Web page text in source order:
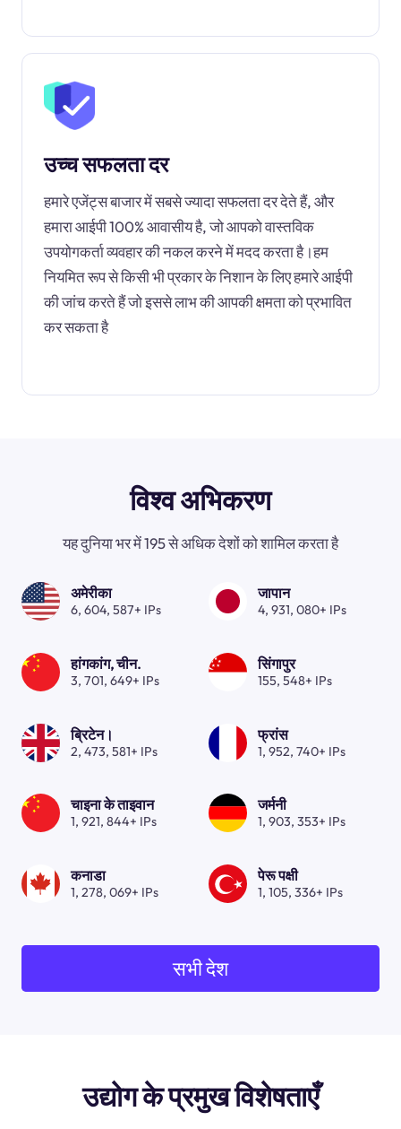
उच्च सफलता दर
हमारे एजेंट्स बाजार में सबसे ज्यादा सफलता दर देते हैं, और
हमारा आईपी 100% आवासीय है, जो आपको वास्तविक
उपयोगकर्ता व्यवहार की नकल करने में मदद करता है।हम
नियमित रूप से किसी भी प्रकार के निशान के लिए हमारे आईपी
की जांच करते हैं जो इससे लाभ की आपकी क्षमता को प्रभावित
कर सकता है
विश्व अभिकरण
यह दुनिया भर में 195 से अधिक देशों को शामिल करता है
अमेरीका
6, 604, 587+ IPs
जापान
4, 931, 080+ IPs
हांगकांग, चीन.
3, 701, 649+ IPs
सिंगापुर
155, 548+ IPs
ब्रिटेन।
2, 473, 581+ IPs
फ्रांस
1, 952, 740+ IPs
चाइना के ताइवान
1, 921, 844+ IPs
जर्मनी
1, 903, 353+ IPs
कनाडा
1, 278, 069+ IPs
पेरू पक्षी
1, 105, 336+ IPs
सभी देश
उद्योग के प्रमुख विशेषताएँ